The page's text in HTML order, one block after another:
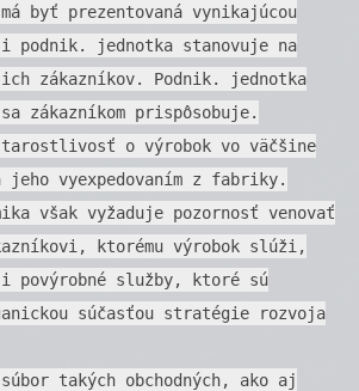
byť prezentovaná vynikajúcou
podnik. jednotka stanovuje na
zákazníkov. Podnik. jednotka
zákazníkom prispôsobuje.
o výrobok vo väčšine
vyexpedovaním z fabriky.
však vyžaduje pozornosť venovať
ktorému výrobok slúži,
povýrobné služby, ktoré sú
súčasťou stratégie rozvoja
takých obchodných, ako aj